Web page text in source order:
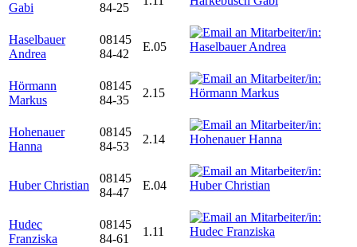
Gabi
84-25
Haselbauer
Andrea
08145
84-42
E.05
Hörmann
Markus
08145
84-35
2.15
Hohenauer
Hanna
08145
84-53
2.14
Huber Christian
08145
84-47
E.04
Hudec
Franziska
08145
84-61
1.11